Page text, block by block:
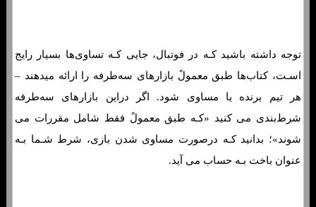
توجه داشته باشید کـه در فوتبال، جایی کـه تساوی‌ها بسیار رایج
اسـت، کتاب‌ها طبق معمولً بازارهای سه‌طرفه را ارائه میدهند –
هر تیم برنده یا مساوی شود. اگر دراین بازارهای سه‌طرفه
شرط‌بندی می کنید «کـه طبق معمولً فقط شامل مقررات می
شوند»؛ بدانید کـه درصورت مساوی شدن بازی، شرط شـما بـه
عنوان باخت بـه حساب می آید.